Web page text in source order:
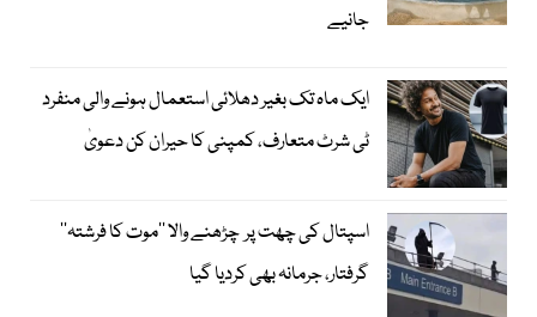
جانیے
ایک ماہ تک بغیر دھلائی استعمال ہونے والی منفرد
ٹی شرٹ متعارف، کمپنی کا حیران کن دعویٰ
اسپتال کی چھت پر چڑھنے والا ’’موت کا فرشتہ‘‘
گرفتار، جرمانہ بھی کردیا گیا